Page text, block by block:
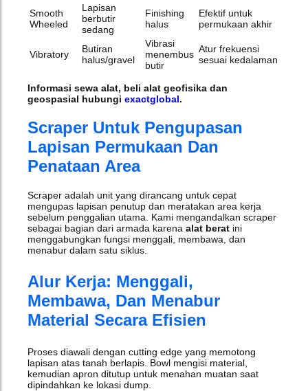
Smooth
Wheeled
Lapisan
berbutir
sedang
Finishing
halus
Efektif untuk
permukaan akhir
Vibratory
Butiran
halus/gravel
Vibrasi
menembus
butir
Atur frekuensi
sesuai kedalaman
Informasi sewa alat, beli alat geofisika dan
geospasial hubungi exactglobal.
Scraper Untuk Pengupasan
Lapisan Permukaan Dan
Penataan Area
Scraper adalah unit yang dirancang untuk cepat
mengupas lapisan penutup dan meratakan area kerja
sebelum penggalian utama. Kami mengandalkan scraper
sebagai bagian dari armada karena alat beratini
menggabungkan fungsi menggali, membawa, dan
menabur dalam satu siklus.
Alur Kerja: Menggali,
Membawa, Dan Menabur
Material Secara Efisien
Proses diawali dengan cutting edge yang memotong
lapisan atas tanah berlapis. Bowl mengisi material,
kemudian apron ditutup untuk menahan muatan saat
dipindahkan ke lokasi dump.